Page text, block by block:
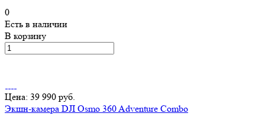
0
Есть в наличии
В корзину
Цена: 39 990 руб.
Экшн-камера DJI Osmo 360 Adventure Combo